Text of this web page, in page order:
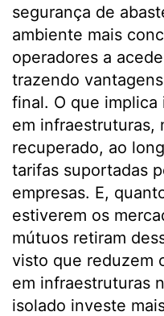
segurança de
ambiente mais
operadores a
trazendo
final. O que
em infraestruturas,
recuperado, ao
tarifas suportadas
empresas. E,
estiverem os
mútuos retiram
visto que reduzem
em infraestruturas
isolado investe